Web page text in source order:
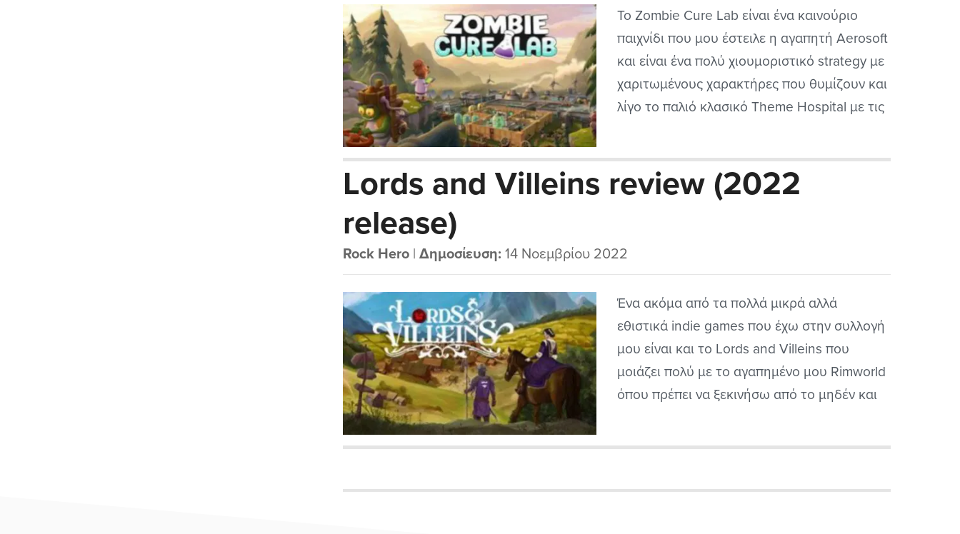
Το Zombie Cure Lab είναι ένα καινούριο
παιχνίδι που μου έστειλε η αγαπητή Aerosoft
και είναι ένα πολύ χιουμοριστικό strategy με
χαριτωμένους χαρακτήρες που θυμίζουν και
λίγο το παλιό κλασικό Theme Hospital με τις
αρέσουν οπότε δεν έχασα την ευκαιρία...
Lords and Villeins review (2022
release)
Rock Hero |Δημοσίευση: 14 Νοεμβρίου 2022
Ένα ακόμα από τα πολλά μικρά αλλά
εθιστικά indie games που έχω στην συλλογή
μου είναι και το Lords and Villeins που
μοιάζει πολύ με το αγαπημένο μου Rimworld
όπου πρέπει να ξεκινήσω από το μηδέν και